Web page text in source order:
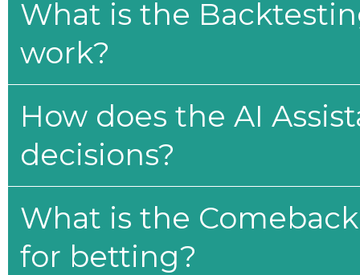
What is the
work?
How does the AI
decisions?
What is the
for betting?